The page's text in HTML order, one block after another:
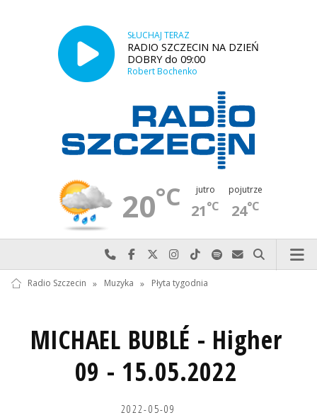
SŁUCHAJ TERAZ
RADIO SZCZECIN NA DZIEŃ
DOBRY do 09:00
Robert Bochenko
20°C jutro
21°C
pojutrze
24°C
Najlepiej po prostu do nas zadzwoń
Odwiedź nas na Facebook-u
Odwiedź nas na X
Odwiedź nas na Instagram-ie
Odwiedź nas na TikTok-u
Szukaj nas na Spotify
Wyślij do nas
Szukaj
Radio Szczecin » Muzyka » Płyta tygodnia
MICHAEL BUBLÉ - Higher
09 - 15.05.2022
2022-05-09